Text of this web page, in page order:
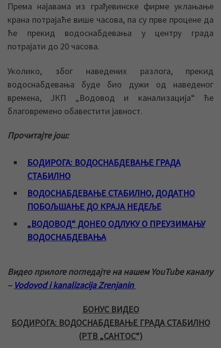
Према најавама из грађевинске фирме уклањање
крана потрајаће више часова, па су прве процене да
ће прекид водоснабдевања у центру града
потрајати до 20 часова.
Уколико, због наведених разлога, прекид
водоснабдевања буде био дужи од наведеног
времена, ЈКП „Водовод и канализација“ ће
благовремено обавестити јавност.
Прочитајте још:
БОДИРОГА: ВОДОСНАБДЕВАЊЕ ГРАДА
СТАБИЛНО
ВОДОСНАБДЕВАЊЕ СТАБИЛНО, ДОДАТНО
ПОБОЉШАЊЕ ДО КРАЈА НЕДЕЉЕ
„ВОДОВОД“ ДОНЕО ОДЛУКУ О ПРЕУЗИМАЊУ
ВОДОСНАБДЕВАЊА
Видео прилоге погледајте на нашем YouTube каналу
– Vodovod i kanalizacija Zrenjanin
БОНУС ВИДЕО
БОДИРОГА: ВОДОСНАБДЕВАЊЕ ГРАДА СТАБИЛНО
(РТВ „САНТОС“)